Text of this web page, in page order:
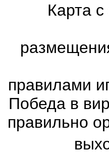
Карта с
правилами
Победа в
правильно